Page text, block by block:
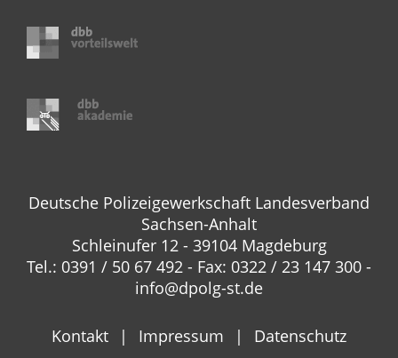
Deutsche Polizeigewerkschaft Landesverband
Sachsen-Anhalt
Schleinufer 12 - 39104 Magdeburg
Tel.: 0391 / 50 67 492 - Fax: 0322 / 23 147 300 -
info@dpolg-st.de
Kontakt Impressum Datenschutz